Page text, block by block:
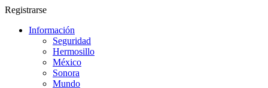
Registrarse
Información
Seguridad
Hermosillo
México
Sonora
Mundo